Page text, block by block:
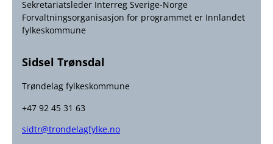
Sekretariatsleder Interreg Sverige-Norge
Forvaltningsorganisasjon for programmet er Innlandet
fylkeskommune
Sidsel Trønsdal
Trøndelag fylkeskommune
+47 92 45 31 63
sidtr@trondelagfylke.no